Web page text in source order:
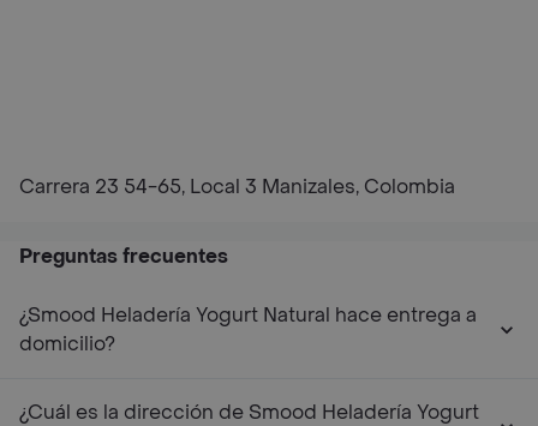
Carrera 23 54-65, Local 3 Manizales, Colombia
Preguntas frecuentes
¿Smood Heladería Yogurt Natural hace entrega a
domicilio?
¿Cuál es la dirección de Smood Heladería Yogurt